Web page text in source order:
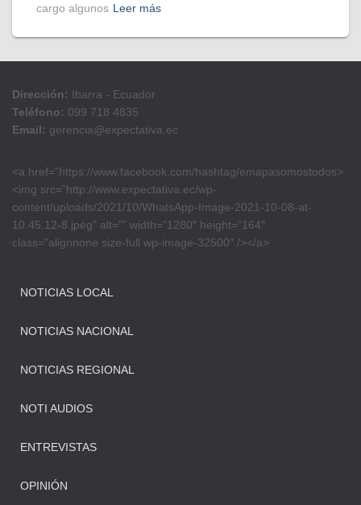
cargo algunos Leer más
Dirección: Ibarra - Ecuador
Teléfono: 099 718 4835
Email: gerencia@expectativa.ec
<a href=”https://www.facebook.com/hashtag/emapasomostodos>
<img src=”http://www.expectativa.ec/wp-
content/uploads/2021/10/WhatsApp-Image-2021-10-08-at-
10.45.12-8.jpeg” alt=”” width=”1280″ height=”164″
class=”alignnone size-full wp-image-32500″ /></a>
NOTICIAS LOCAL
NOTICIAS NACIONAL
NOTICIAS REGIONAL
NOTI AUDIOS
ENTREVISTAS
OPINIÓN